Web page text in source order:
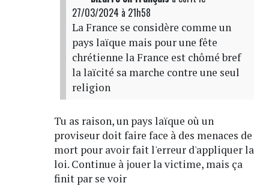
27/03/2024 à 21h58
La France se considère comme un
pays laïque mais pour une fête
chrétienne la France est chômé bref
la laïcité sa marche contre une seul
religion
Tu as raison, un pays laïque où un
proviseur doit faire face à des menaces de
mort pour avoir fait l'erreur d'appliquer la
loi. Continue à jouer la victime, mais ça
finit par se voir